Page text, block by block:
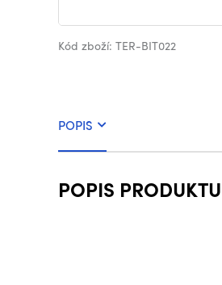
Kód zboží: TER-BIT022
POPIS
POPIS PRODUKTU